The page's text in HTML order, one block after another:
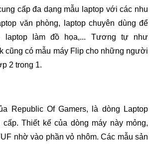
cấp đa dạng mẫu laptop với các nhu
văn phòng, laptop chuyên dùng để
laptop làm đồ họa,... Tương tự như
cũng có mẫu máy Flip cho những người
2 trong 1.
Republic Of Gamers, là dòng Laptop
Thiết kế của dòng máy này mỏng,
nhờ vào phần vỏ nhôm. Các mẫu sản